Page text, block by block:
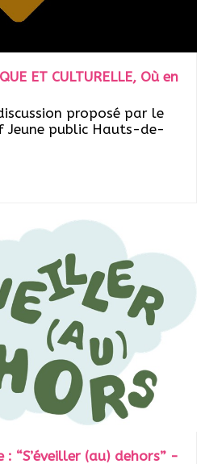
ET CULTURELLE, Où en
proposé par le
Jeune public Hauts-de-
“S’éveiller (au) dehors” -